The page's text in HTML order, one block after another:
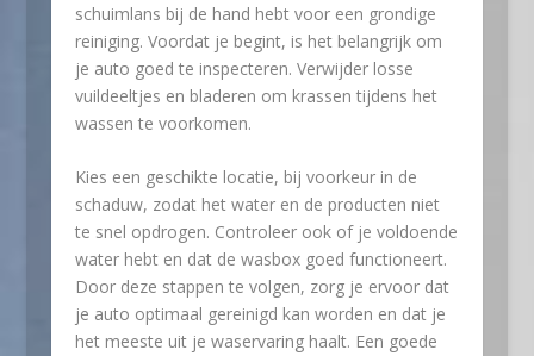
schuimlans bij de hand hebt voor een grondige
reiniging. Voordat je begint, is het belangrijk om
je auto goed te inspecteren. Verwijder losse
vuildeeltjes en bladeren om krassen tijdens het
wassen te voorkomen.
Kies een geschikte locatie, bij voorkeur in de
schaduw, zodat het water en de producten niet
te snel opdrogen. Controleer ook of je voldoende
water hebt en dat de wasbox goed functioneert.
Door deze stappen te volgen, zorg je ervoor dat
je auto optimaal gereinigd kan worden en dat je
het meeste uit je waservaring haalt. Een goede